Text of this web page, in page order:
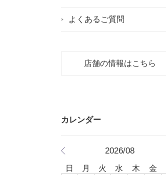
よくあるご質問
店舗の情報はこちら
2026/08
日 月 火 水 木 金